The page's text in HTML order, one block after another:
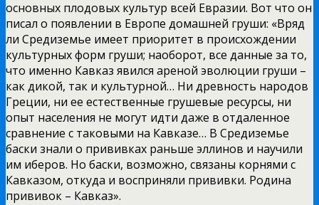
основных плодовых культур всей Евразии. Вот что он
писал о появлении в Европе домашней груши: «Вряд
ли Средиземье имеет приоритет в происхождении
культурных форм груши; наоборот, все данные за то,
что именно Кавказ явился ареной эволюции груши –
как дикой, так и культурной… Ни древность народов
Греции, ни ее естественные грушевые ресурсы, ни
опыт населения не могут идти даже в отдаленное
сравнение с таковыми на Кавказе… В Средиземье
баски знали о прививках раньше эллинов и научили
им иберов. Но баски, возможно, связаны корнями с
Кавказом, откуда и восприняли прививки. Родина
прививок – Кавказ».